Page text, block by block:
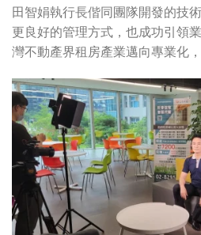
田智娟執行長偕同團隊開發的技
更良好的管理方式，也成功引領
灣不動產界租房產業邁向專業化